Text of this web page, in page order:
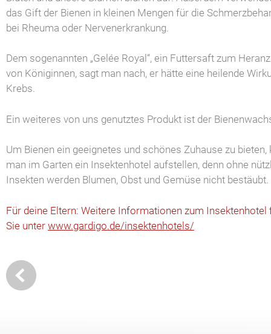
das Gift der Bienen in kleinen Mengen für die
bei Rheuma oder Nervenerkrankung.
Dem sogenannten „Gelée Royal“, ein Futtersaft zum
von Königinnen, sagt man nach, er hätte eine heilende
Krebs.
Ein weiteres von uns genutztes Produkt ist der
Um Bienen ein geeignetes und schönes Zuhause zu bieten,
man im Garten ein Insektenhotel aufstellen, denn ohne
Insekten werden Blumen, Obst und Gemüse nicht bestäubt.
Für deine Eltern: Weitere Informationen zum Insektenhotel
Sie unter www.gardigo.de/insektenhotels/